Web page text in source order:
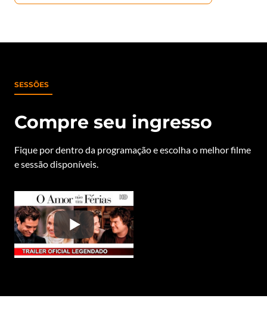
SESSÕES
Compre seu ingresso
Fique por dentro da programação e escolha o melhor filme
e sessão disponíveis.